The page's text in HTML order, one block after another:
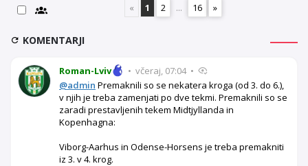
«
1 2 ... 16 »
KOMENTARJI
Roman-Lviv • včeraj, 07:04 •
@admin Premaknili so se nekatera kroga (od 3. do 6.),
v njih je treba zamenjati po dve tekmi. Premaknili so se
zaradi prestavljenih tekem Midtjyllanda in
Kopenhagna:
Viborg-Aarhus in Odense-Horsens je treba premakniti
iz 3. v 4. krog.